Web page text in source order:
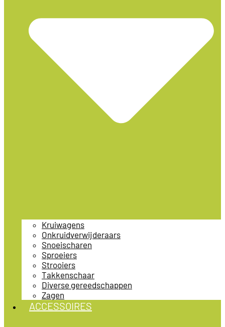
Kruiwagens
Onkruidverwijderaars
Snoeischaren
Sproeiers
Strooiers
Takkenschaar
Diverse gereedschappen
Zagen
ACCESSOIRES